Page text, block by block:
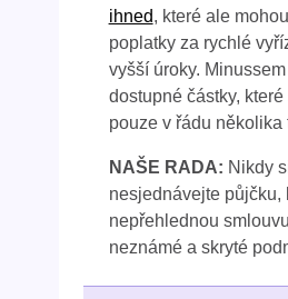
ihned, které ale
poplatky za rychlé
vyšší úroky.
dostupné částky,
pouze v řádu několika
NAŠE RADA: Nikdy
nesjednávejte půjčku,
nepřehlednou
neznámé a skryté